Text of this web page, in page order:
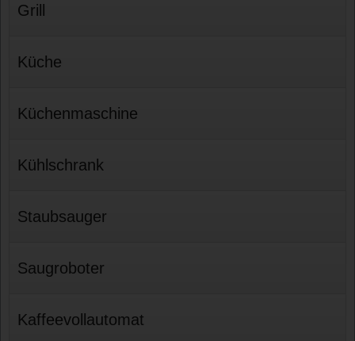
Grill
Küche
Küchenmaschine
Kühlschrank
Staubsauger
Saugroboter
Kaffeevollautomat